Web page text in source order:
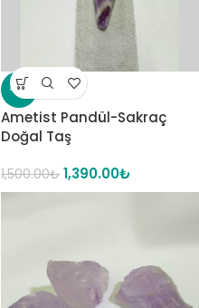
-7%
Ametist Pandül-Sakraç
Doğal Taş
1,500.00₺ 1,390.00₺